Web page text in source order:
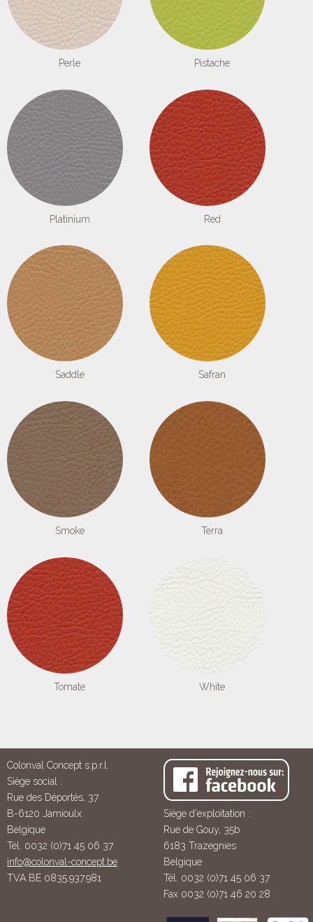
Perle Pistache
Platinium Red
Saddle Safran
Smoke Terra
Tomate White
Colonval Concept s.p.r.l.
Siège social :
Rue des Déportés, 37
B-6120 Jamioulx
Belgique
Tél. 0032 (0)71 45 06 37
info@colonval-concept.be
TVA BE 0835.937.981
Siège d'exploitation :
Rue de Gouy, 35b
6183 Trazegnies
Belgique
Tél. 0032 (0)71 45 06 37
Fax 0032 (0)71 46 20 28